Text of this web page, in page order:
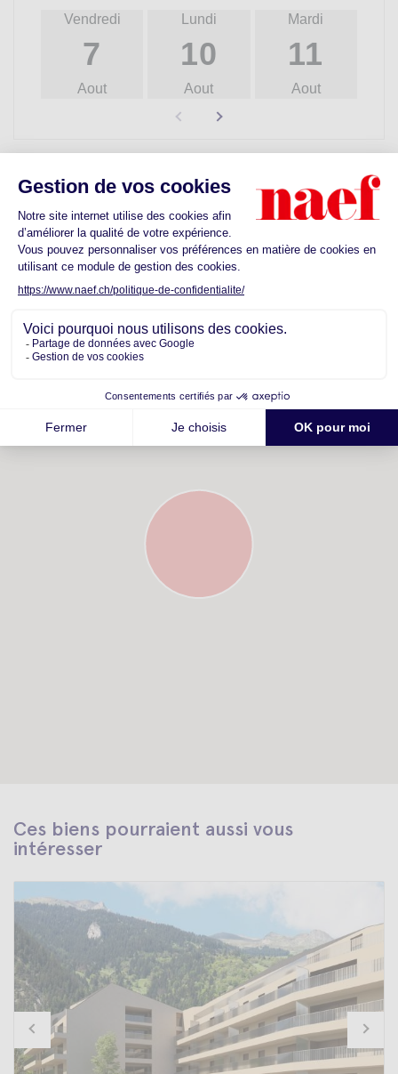
Vendredi
7
Aout
Lundi
10
Aout
Mardi
11
Aout
Découvrez les commodités proches de
Ecoles
Ces biens pourraient aussi vous
intéresser